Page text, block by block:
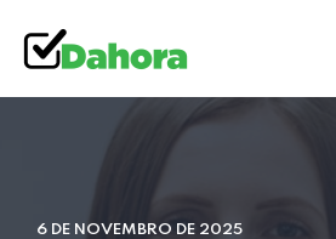
6 DE NOVEMBRO DE 2025